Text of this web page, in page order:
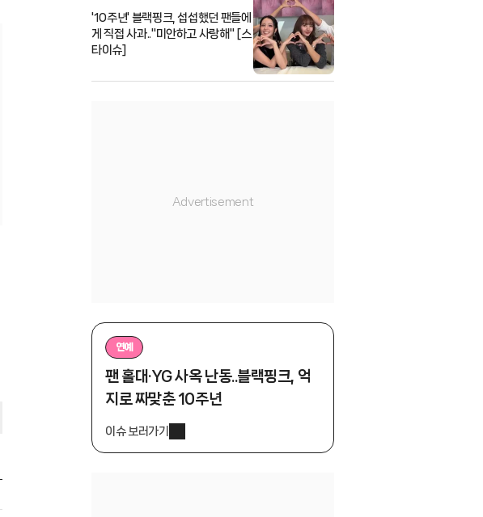
'10주년' 블랙핑크, 섭섭했던 팬들에
게 직접 사과.."미안하고 사랑해" [스
타이슈]
연예
팬 홀대·YG 사옥 난동..블랙핑크, 억
지로 짜맞춘 10주년
이슈 보러가기